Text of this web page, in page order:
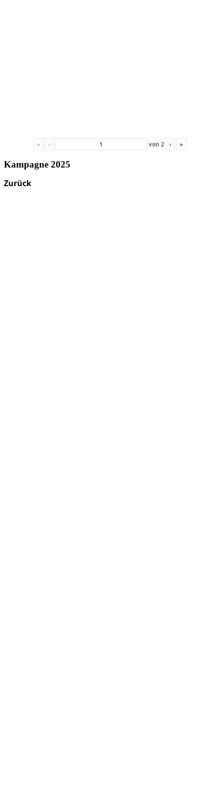
« ‹ von 2 › »
Kampagne 2025
Zurück